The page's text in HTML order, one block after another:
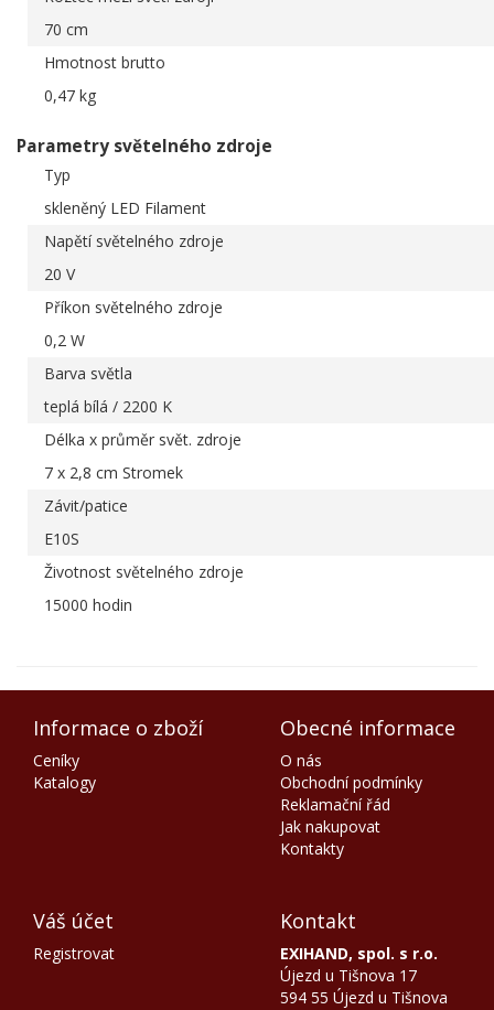
70 cm
Hmotnost brutto
0,47 kg
Parametry světelného zdroje
Typ
skleněný LED Filament
Napětí světelného zdroje
20 V
Příkon světelného zdroje
0,2 W
Barva světla
teplá bílá / 2200 K
Délka x průměr svět. zdroje
7 x 2,8 cm Stromek
Závit/patice
E10S
Životnost světelného zdroje
15000 hodin
Informace o zboží
Ceníky
Katalogy
Obecné informace
O nás
Obchodní podmínky
Reklamační řád
Jak nakupovat
Kontakty
Váš účet
Registrovat
Kontakt
EXIHAND, spol. s r.o.
Újezd u Tišnova 17
594 55 Újezd u Tišnova